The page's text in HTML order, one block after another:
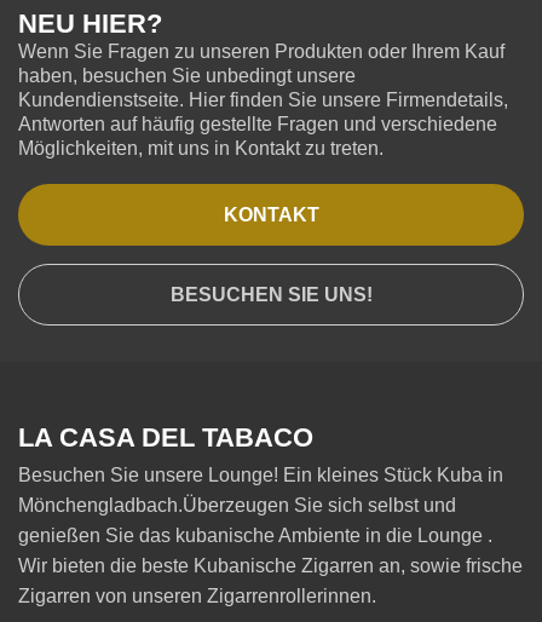
NEU HIER?
Wenn Sie Fragen zu unseren Produkten oder Ihrem Kauf
haben, besuchen Sie unbedingt unsere
Kundendienstseite. Hier finden Sie unsere Firmendetails,
Antworten auf häufig gestellte Fragen und verschiedene
Möglichkeiten, mit uns in Kontakt zu treten.
KONTAKT
BESUCHEN SIE UNS!
LA CASA DEL TABACO
Besuchen Sie unsere Lounge! Ein kleines Stück Kuba in
Mönchengladbach.Überzeugen Sie sich selbst und
genießen Sie das kubanische Ambiente in die Lounge .
Wir bieten die beste Kubanische Zigarren an, sowie frische
Zigarren von unseren Zigarrenrollerinnen.